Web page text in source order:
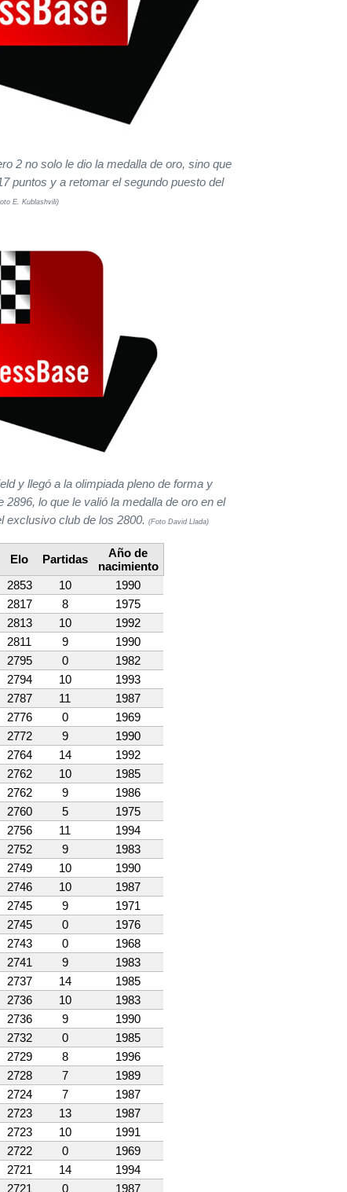
2 no solo le dio la medalla de oro, sino que
puntos y a retomar el segundo puesto del
E. Kublashvili)
y llegó a la olimpiada pleno de forma y
lo que le valió la medalla de oro en el
exclusivo club de los 2800. (Foto David Llada)
Elo Partidas
Año de
nacimiento
2853 10
1990
2817 8
1975
2813 10
1992
2811 9
1990
2795 0
1982
2794 10
1993
2787 11
1987
2776 0
1969
2772 9
1990
2764 14
1992
2762 10
1985
2762 9
1986
2760 5
1975
2756 11
1994
2752 9
1983
2749 10
1990
2746 10
1987
2745 9
1971
2745 0
1976
2743 0
1968
2741 9
1983
2737 14
1985
2736 10
1983
2736 9
1990
2732 0
1985
2729 8
1996
2728 7
1989
2724 7
1987
2723 13
1987
2723 10
1991
2722 0
1969
2721 14
1994
2721 0 1987